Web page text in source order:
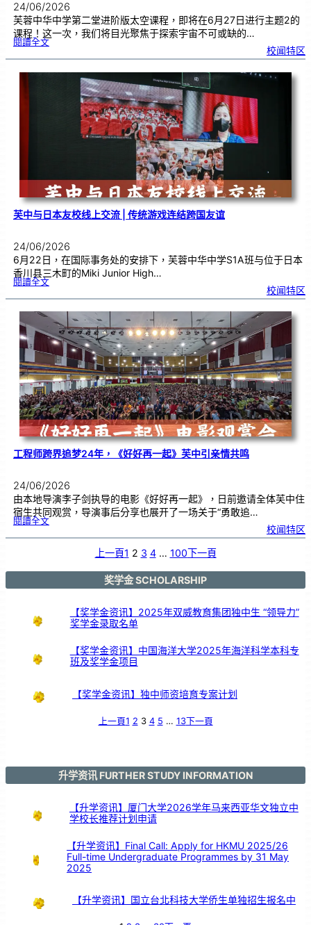
24/06/2026
芙蓉中华中学第二堂进阶版太空课程，即将在6月27日进行主题2的
课程！这一次，我们将目光聚焦于探索宇宙不可或缺的…
閱讀全文:太
课
程
阶
班
校闻特区
芙中与日本友校线上交流 | 传统游戏连结跨国友谊
24/06/2026
6月22日，在国际事务处的安排下，芙蓉中华中学S1A班与位于日本
香川县三木町的Miki Junior High…
閱讀全文:芙
日
友
校
线
上
流
|传
统
游
戏
连
结
跨
国
友
谊
校闻特区
工程师跨界追梦24年，《好好再一起》芙中引亲情共鸣
24/06/2026
由本地导演李子剑执导的电影《好好再一起》，日前邀请全体芙中住
宿生共同观赏，导演事后分享也展开了一场关于“勇敢追…
閱讀全文:工
师
跨
年
，
好
校闻特区
上一頁1 2 3 4 … 100下一頁
奖学金 SCHOLARSHIP
【奖学金资讯】2025年双威教育集团独中生 “领导力”
奖学金录取名单
【奖学金资讯】中国海洋大学2025年海洋科学本科专
班及奖学金项目
【奖学金资讯】独中师资培育专案计划
上一頁1 2 3 4 5 … 13下一頁
升学资讯 FURTHER STUDY INFORMATION
【升学资讯】厦门大学2026学年马来西亚华文独立中
学校长推荐计划申请
【升学资讯】Final Call: Apply for HKMU 2025/26
Full-time Undergraduate Programmes by 31 May
2025
【升学资讯】国立台北科技大学侨生单独招生报名中